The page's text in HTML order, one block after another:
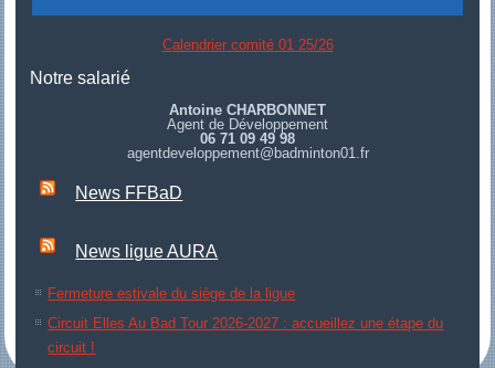
Calendrier comité 01 25/26
Notre salarié
Antoine CHARBONNET
Agent de Développement
06 71 09 49 98
agentdeveloppement@badminton01.fr
News FFBaD
News ligue AURA
Fermeture estivale du siège de la ligue
Circuit Elles Au Bad Tour 2026-2027 : accueillez une étape du
circuit !